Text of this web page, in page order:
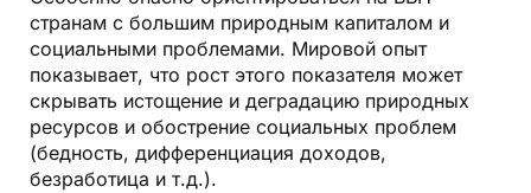
странам с большим природным капиталом и
социальными проблемами. Мировой опыт
показывает, что рост этого показателя может
скрывать истощение и деградацию природных
ресурсов и обострение социальных проблем
(бедность, дифференциация доходов,
безработица и т.д.).